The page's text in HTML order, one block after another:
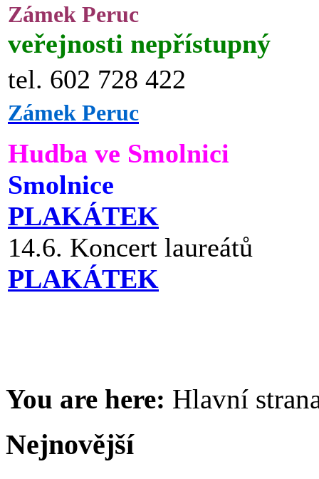
Zámek Peruc
veřejnosti nepřístupný
tel. 602 728 422
Zámek Peruc
Hudba ve Smolnici
Smolnice
PLAKÁTEK
14.6. Koncert laureátů
PLAKÁTEK
You are here: Hlavní
Nejnovější